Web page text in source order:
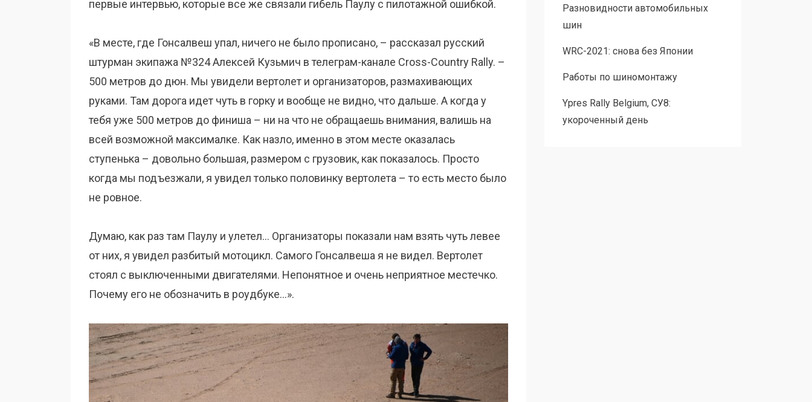
первые интервью, которые все же связали гибель Паулу с пилотажной ошибкой.
«В месте, где Гонсалвеш упал, ничего не было прописано, – рассказал русский
штурман экипажа №324 Алексей Кузьмич в телеграм-канале Cross-Country Rally. –
500 метров до дюн. Мы увидели вертолет и организаторов, размахивающих
руками. Там дорога идет чуть в горку и вообще не видно, что дальше. А когда у
тебя уже 500 метров до финиша – ни на что не обращаешь внимания, валишь на
всей возможной максималке. Как назло, именно в этом месте оказалась
ступенька – довольно большая, размером с грузовик, как показалось. Просто
когда мы подъезжали, я увидел только половинку вертолета – то есть место было
не ровное.
Думаю, как раз там Паулу и улетел… Организаторы показали нам взять чуть левее
от них, я увидел разбитый мотоцикл. Самого Гонсалвеша я не видел. Вертолет
стоял с выключенными двигателями. Непонятное и очень неприятное местечко.
Почему его не обозначить в роудбуке…».
Разновидности автомобильных
шин
WRC-2021: снова без Японии
Работы по шиномонтажу
Ypres Rally Belgium, СУ8:
укороченный день